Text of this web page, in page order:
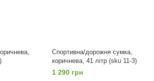
Спортивна/дорожня сумка,
коричнева, 41 літр (sku 11-3)
1 290 грн